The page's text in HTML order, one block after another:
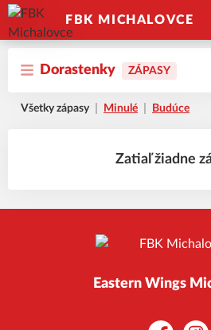
FBK MICHALOVCE
Dorastenky ZÁPASY
Všetky zápasy Minulé Budúce
Zatiaľ žiadne
Eastern Wings